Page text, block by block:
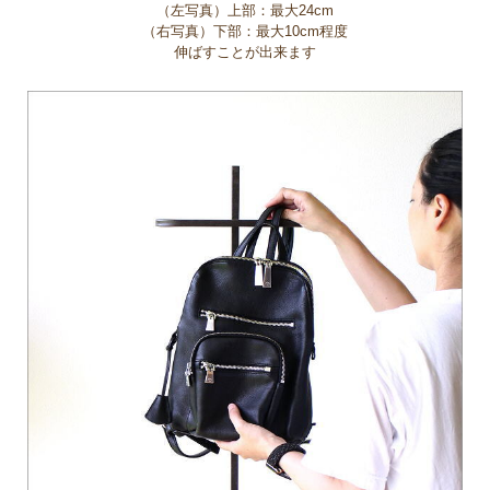
（左写真）上部：最大24cm
（右写真）下部：最大10cm程度
伸ばすことが出来ます